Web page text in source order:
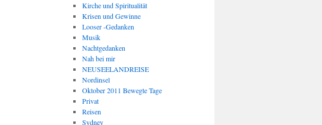
Kirche und Spiritualität
Krisen und Gewinne
Looser -Gedanken
Musik
Nachtgedanken
Nah bei mir
NEUSEELANDREISE
Nordinsel
Oktober 2011 Bewegte Tage
Privat
Reisen
Sydney